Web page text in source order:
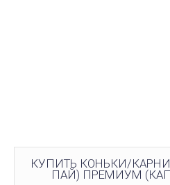
КУПИТЬ КОНЬКИ/
ПАЙ) ПРЕМИУМ